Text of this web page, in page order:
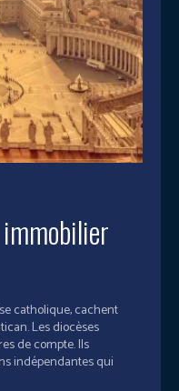
catholique, cachent
Les diocèses
de compte. Ils
indépendantes qui